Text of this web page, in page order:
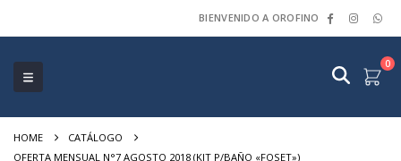
BIENVENIDO A OROFINO
0
HOME
CATÁLOGO
OFERTA MENSUAL N°7 AGOSTO 2018 (KIT P/BAÑO «FOSET»)